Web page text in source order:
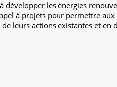
développer les énergies
à projets pour permettre
leurs actions existantes et en